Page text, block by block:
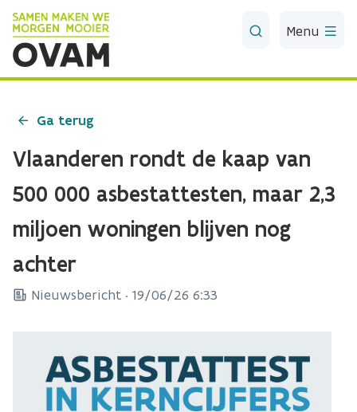
Skip to Main Content
Menu
Ga terug
Vlaanderen rondt de kaap van
500 000 asbestattesten, maar 2,3
miljoen woningen blijven nog
achter
Nieuwsbericht · 19/06/26 6:33